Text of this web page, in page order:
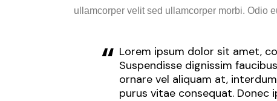
ullamcorper velit sed ullamcorper morbi. Odio
Lorem ipsum dolor sit amet,
Suspendisse dignissim
ornare vel aliquam at,
purus vitae consequat. Donec